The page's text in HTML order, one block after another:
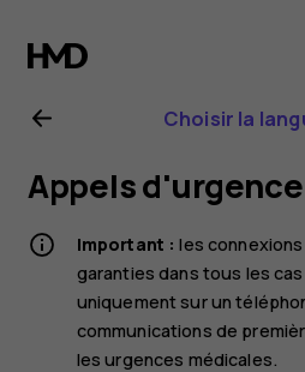
Guide
de
Nokia
G20
Choisir la
Appels d'urgence
Important : les
garanties dans tous les
uniquement sur un
communications de
les urgences médicales.